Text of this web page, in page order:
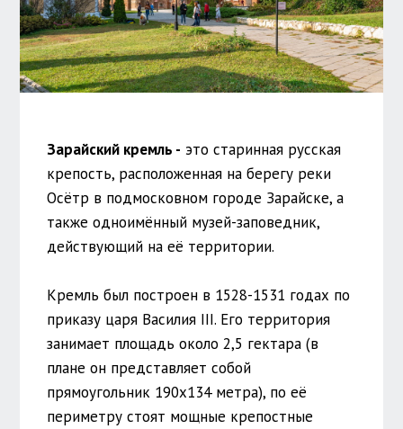
Зарайский кремль - это старинная русская
крепость, расположенная на берегу реки
Осётр в подмосковном городе Зарайске, а
также одноимённый музей-заповедник,
действующий на её территории.
Кремль был построен в 1528-1531 годах по
приказу царя Василия III. Его территория
занимает площадь около 2,5 гектара (в
плане он представляет собой
прямоугольник 190х134 метра), по её
периметру стоят мощные крепостные